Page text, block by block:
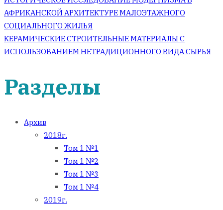
АФРИКАНСКОЙ АРХИТЕКТУРЕ МАЛОЭТАЖНОГО
СОЦИАЛЬНОГО ЖИЛЬЯ
КЕРАМИЧЕСКИЕ СТРОИТЕЛЬНЫЕ МАТЕРИАЛЫ С
ИСПОЛЬЗОВАНИЕМ НЕТРАДИЦИОННОГО ВИДА СЫРЬЯ
Разделы
Архив
2018г.
Том 1 №1
Том 1 №2
Том 1 №3
Том 1 №4
2019г.